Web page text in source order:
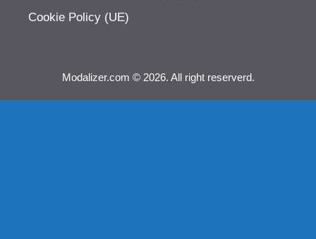
Cookie Policy (UE)
Modalizer.com © 2026. All right reserverd.